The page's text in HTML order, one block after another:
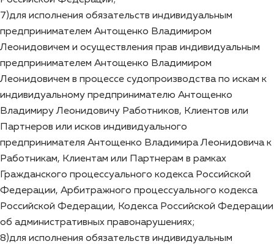
7)для исполнения обязательств индивидуальным
предпринимателем Антощенко Владимиром
Леонидовичем и осуществления прав индивидуальным
предпринимателем Антощенко Владимиром
Леонидовичем в процессе судопроизводства по искам к
индивидуальному предпринимателю Антощенко
Владимиру Леонидовичу Работников, Клиентов или
Партнеров или исков индивидуального
предпринимателя Антощенко Владимира Леонидовича к
Работникам, Клиентам или Партнерам в рамках
Гражданского процессуального кодекса Российской
Федерации, Арбитражного процессуального кодекса
Российской Федерации, Кодекса Российской Федерации
об административных правонарушениях;
8)для исполнения обязательств индивидуальным